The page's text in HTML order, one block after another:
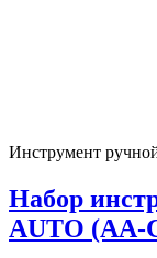
Инструмент
Набор
AUTO (AA-